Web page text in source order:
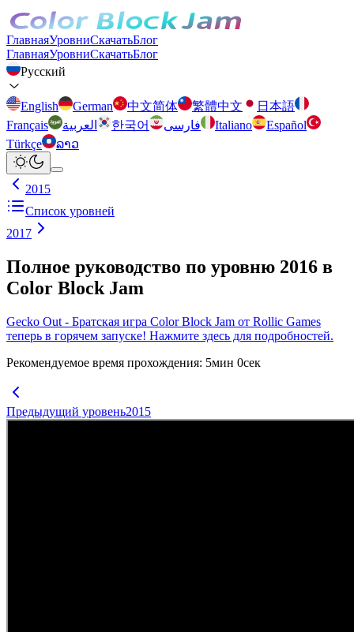
ГлавнаяУровниСкачатьБлог
ГлавнаяУровниСкачатьБлог
Русский
English German 中文简体 繁體中文
日本語
Français
العربية 한국어 فارسی Italiano
Español
Türkçe
ລາວ
2015
Список уровней
2017
Полное руководство по уровню 2016 в
Color Block Jam
Gecko Out - Братская игра Color Block Jam от Rollic Games
теперь в горячем запуске! Нажмите здесь для подробностей.
Рекомендуемое время прохождения: 5мин 0сек
Предыдущий уровень2015